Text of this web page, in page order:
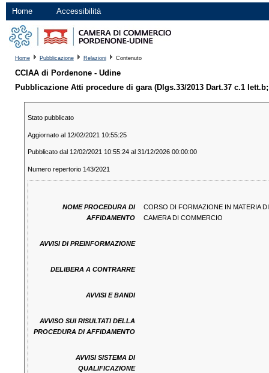
Home Accessibilità
Home Pubblicazione Relazioni Contenuto
CCIAA di Pordenone - Udine
Pubblicazione Atti procedure di gara (Dlgs.33/2013 Dart.37 c.1
Stato pubblicato
Aggiornato al 12/02/2021 10:55:25
Pubblicato dal 12/02/2021 10:55:24 al 31/12/2026 00:00:00
Numero repertorio 143/2021
NOME PROCEDURA DI
AFFIDAMENTO
CORSO DI FORMAZIONE IN MATERIA
CAMERA DI COMMERCIO
AVVISI DI PREINFORMAZIONE
DELIBERA A CONTRARRE
AVVISI E BANDI
AVVISO SUI RISULTATI DELLA
PROCEDURA DI AFFIDAMENTO
AVVISI SISTEMA DI
QUALIFICAZIONE